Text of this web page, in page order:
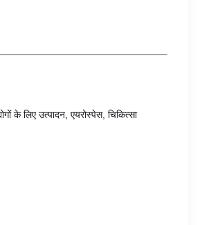
के लिए उत्पादन, एयरोस्पेस, चिकित्सा